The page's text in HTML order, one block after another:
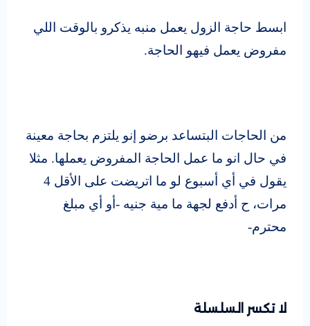
ابسط حاجة الزول يعمل منبه يذكرو بالوقت اللي
مفروض يعمل فيهو الحاجة.
من الحاجات البتساعد برضو إنو يلتزم بحاجة معينة
في حال انو ما عمل الحاجة المفروض يعملها. مثلا
يقول في أي أسبوع لو ما اتريضت على الأقل 4
مرات، ح أدفع لجهة ما مية جنيه -أو أي مبلغ
محترم-
لا تكسر السلسلة